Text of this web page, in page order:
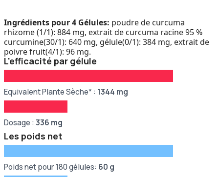
Ingrédients pour 4 Gélules: poudre de curcuma
rhizome (1/1): 884 mg, extrait de curcuma racine 95 %
curcumine(30/1): 640 mg, gélule(0/1): 384 mg, extrait de
poivre fruit(4/1): 96 mg.
L'efficacité par gélule
Equivalent Plante Sèche* : 1344 mg
Dosage : 336 mg
Les poids net
Poids net pour 180 gélules: 60 g